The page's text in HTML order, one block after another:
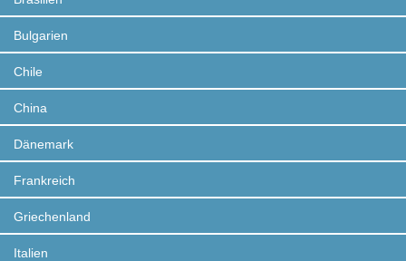
Bulgarien
Chile
China
Dänemark
Frankreich
Griechenland
Italien